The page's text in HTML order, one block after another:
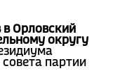
в Орловский
округу
партии